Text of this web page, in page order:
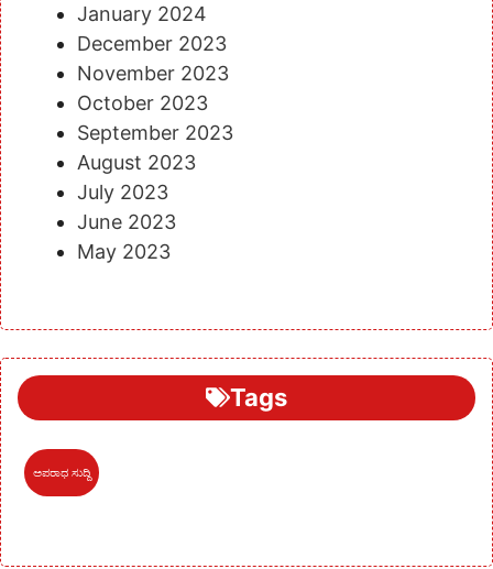
January 2024
December 2023
November 2023
October 2023
September 2023
August 2023
July 2023
June 2023
May 2023
Tags
ಅಪರಾಧ ಸುದ್ದಿ